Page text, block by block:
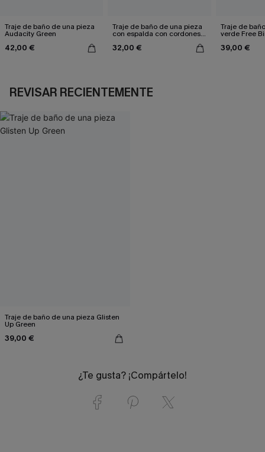
Traje de baño de una pieza
Audacity Green
42,00 €
Traje de baño de una pieza
con espalda con cordones y
32,00 €
Traje de
verde Free
39,00 €
REVISAR RECIENTEMENTE
Traje de baño de una pieza Glisten
Up Green
39,00 €
¿Te gusta? ¡Compártelo!